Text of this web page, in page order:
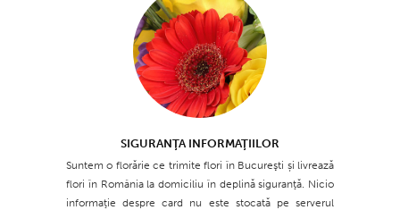
SIGURANŢA INFORMAŢIILOR
Suntem o florărie ce trimite flori în Bucureşti și livrează
flori în România la domiciliu în deplină siguranţă. Nicio
informaţie despre card nu este stocată pe serverul